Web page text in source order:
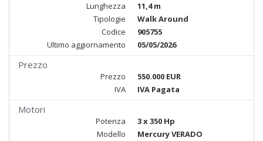
Lunghezza
11,4 m
Tipologie
Walk Around
Codice
905755
Ultimo aggiornamento
05/05/2026
Prezzo
Prezzo
550.000 EUR
IVA
IVA Pagata
Motori
Potenza
3 x 350 Hp
Modello
Mercury VERADO